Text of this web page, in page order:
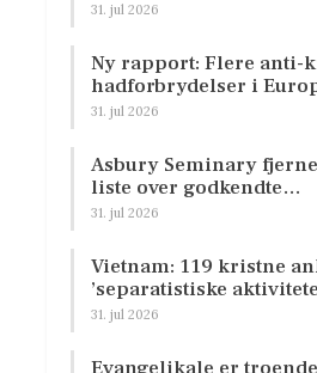
31. jul 2026
Ny rapport: Flere anti-
hadforbrydelser i
31. jul 2026
Asbury Seminary
liste over godkendte…
31. jul 2026
Vietnam: 119 kristne
’separatistiske
31. jul 2026